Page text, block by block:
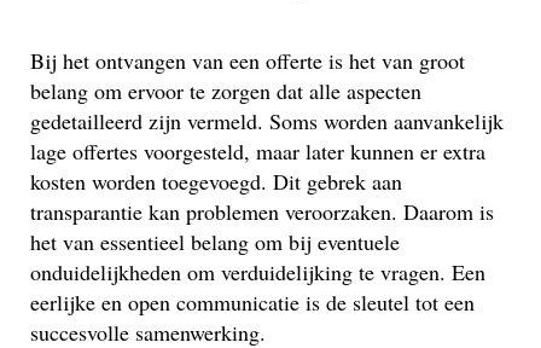
Bij het ontvangen van een offerte is het van groot
belang om ervoor te zorgen dat alle aspecten
gedetailleerd zijn vermeld. Soms worden aanvankelijk
lage offertes voorgesteld, maar later kunnen er extra
kosten worden toegevoegd. Dit gebrek aan
transparantie kan problemen veroorzaken. Daarom is
het van essentieel belang om bij eventuele
onduidelijkheden om verduidelijking te vragen. Een
eerlijke en open communicatie is de sleutel tot een
succesvolle samenwerking.